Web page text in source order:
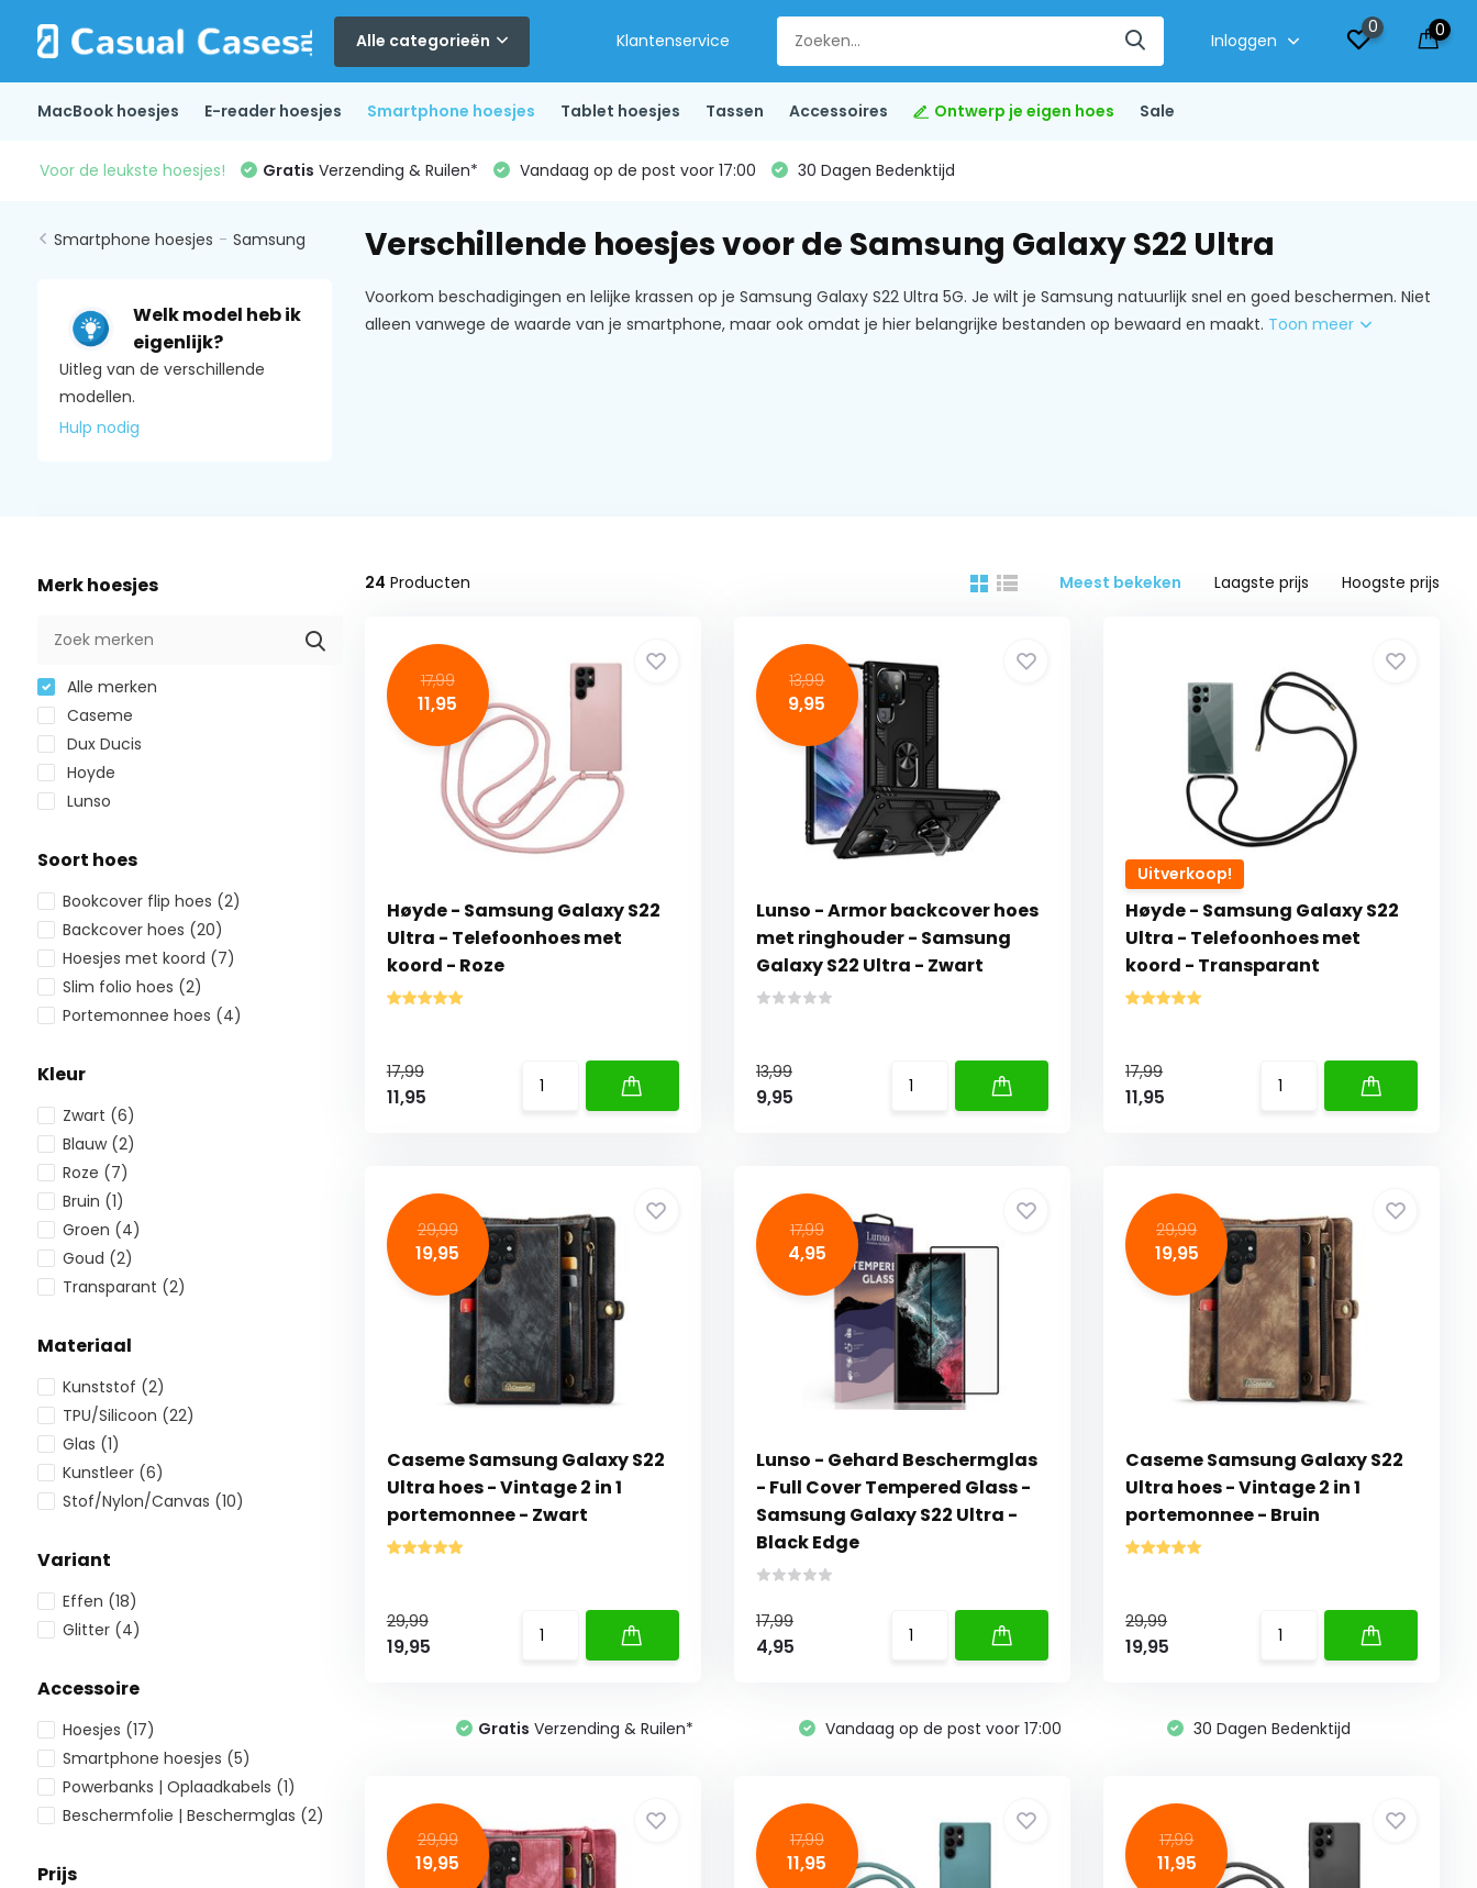
Alle categorieën Klantenservice Inloggen
0 0
MacBook hoesjes E-reader hoesjes Smartphone hoesjes Tablet hoesjes Tassen Accessoires Ontwerp je eigen hoes Sale
Voor de leukste hoesjes! Gratis Verzending & Ruilen* Vandaag op de post voor 17:00 30 Dagen Bedenktijd
Smartphone hoesjes - Samsung
Welk model heb ik
eigenlijk?
Uitleg van de verschillende
modellen.
Hulp nodig
Verschillende hoesjes voor de Samsung Galaxy S22 Ultra
Voorkom beschadigingen en lelijke krassen op je Samsung Galaxy S22 Ultra 5G. Je wilt je Samsung natuurlijk snel en goed beschermen. Niet
alleen vanwege de waarde van je smartphone, maar ook omdat je hier belangrijke bestanden op bewaard en maakt. Toon meer
Merk hoesjes
Alle merken
Caseme
Dux Ducis
Hoyde
Lunso
Soort hoes
Bookcover flip hoes (2)
Backcover hoes (20)
Hoesjes met koord (7)
Slim folio hoes (2)
Portemonnee hoes (4)
Kleur
Zwart (6)
Blauw (2)
Roze (7)
Bruin (1)
Groen (4)
Goud (2)
Transparant (2)
Materiaal
Kunststof (2)
TPU/Silicoon (22)
Glas (1)
Kunstleer (6)
Stof/Nylon/Canvas (10)
Variant
Effen (18)
Glitter (4)
Accessoire
Hoesjes (17)
Smartphone hoesjes (5)
Powerbanks | Oplaadkabels (1)
Beschermfolie | Beschermglas (2)
Prijs
24 Producten Meest bekeken Laagste prijs Hoogste prijs
17,99
11,95
Høyde - Samsung Galaxy S22
Ultra - Telefoonhoes met
koord - Roze
17,99
11,95
13,99
9,95
Lunso - Armor backcover hoes
met ringhouder - Samsung
Galaxy S22 Ultra - Zwart
13,99
9,95
Uitverkoop!
Høyde - Samsung Galaxy S22
Ultra - Telefoonhoes met
koord - Transparant
17,99
11,95
29,99
19,95
Caseme Samsung Galaxy S22
Ultra hoes - Vintage 2 in 1
portemonnee - Zwart
29,99
19,95
17,99
4,95
Lunso - Gehard Beschermglas
- Full Cover Tempered Glass -
Samsung Galaxy S22 Ultra -
Black Edge
17,99
4,95
29,99
19,95
Caseme Samsung Galaxy S22
Ultra hoes - Vintage 2 in 1
portemonnee - Bruin
29,99
19,95
Gratis Verzending & Ruilen* Vandaag op de post voor 17:00 30 Dagen Bedenktijd
29,99
19,95
17,99
11,95
17,99
11,95